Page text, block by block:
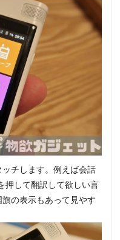
ッチします。例えば会話
押して翻訳して欲しい言
の表示もあって見やす